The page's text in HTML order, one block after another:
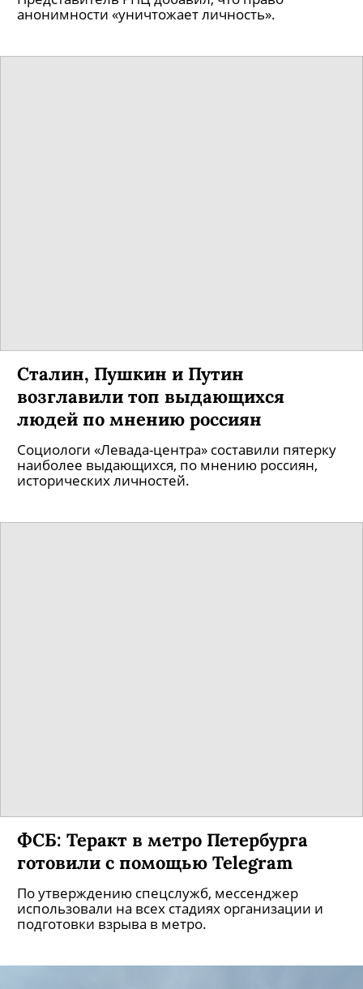
анонимности «уничтожает личность».
Сталин, Пушкин и Путин
возглавили топ выдающихся
людей по мнению россиян
Социологи «Левада-центра» составили пятерку
наиболее выдающихся, по мнению россиян,
исторических личностей.
ФСБ: Теракт в метро Петербурга
готовили с помощью Telegram
По утверждению спецслужб, мессенджер
использовали на всех стадиях организации и
подготовки взрыва в метро.